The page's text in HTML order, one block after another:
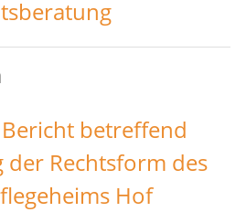
betreffend
Rechtsform des
Hof